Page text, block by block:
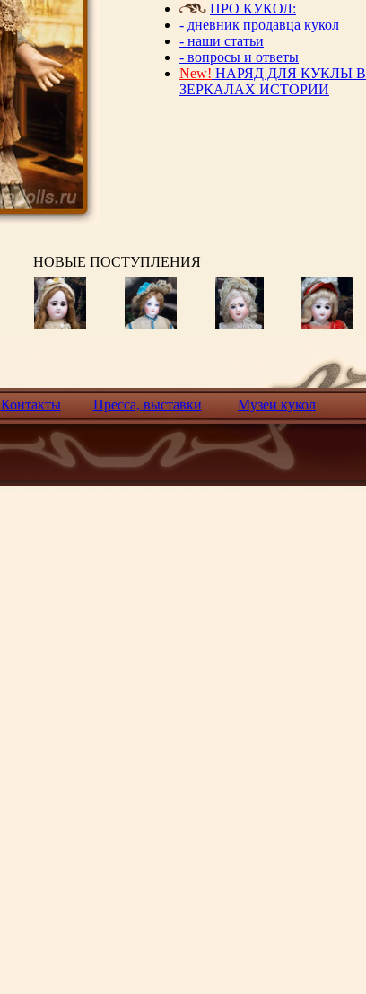
ПРО КУКОЛ:
- дневник продавца кукол
- наши статьи
- вопросы и ответы
New! НАРЯД ДЛЯ КУКЛЫ В
ЗЕРКАЛАХ ИСТОРИИ
НОВЫЕ ПОСТУПЛЕНИЯ
Контакты Пресса, выставки Музеи кукол